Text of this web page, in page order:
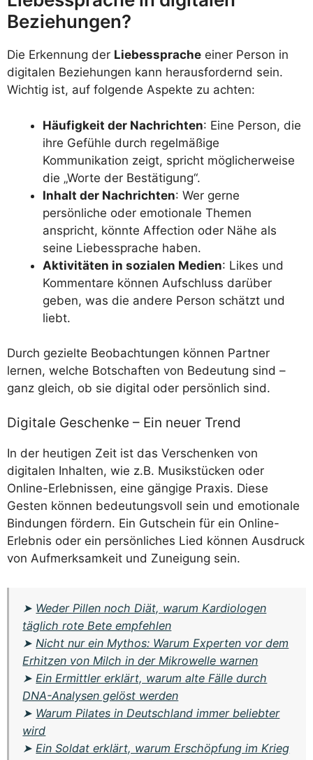
Beziehungen?
Die Erkennung der Liebessprache einer Person in
digitalen Beziehungen kann herausfordernd sein.
Wichtig ist, auf folgende Aspekte zu achten:
Häufigkeit der Nachrichten: Eine Person, die
ihre Gefühle durch regelmäßige
Kommunikation zeigt, spricht möglicherweise
die „Worte der Bestätigung“.
Inhalt der Nachrichten: Wer gerne
persönliche oder emotionale Themen
anspricht, könnte Affection oder Nähe als
seine Liebessprache haben.
Aktivitäten in sozialen Medien: Likes und
Kommentare können Aufschluss darüber
geben, was die andere Person schätzt und
liebt.
Durch gezielte Beobachtungen können Partner
lernen, welche Botschaften von Bedeutung sind –
ganz gleich, ob sie digital oder persönlich sind.
Digitale Geschenke – Ein neuer Trend
In der heutigen Zeit ist das Verschenken von
digitalen Inhalten, wie z.B. Musikstücken oder
Online-Erlebnissen, eine gängige Praxis. Diese
Gesten können bedeutungsvoll sein und emotionale
Bindungen fördern. Ein Gutschein für ein Online-
Erlebnis oder ein persönliches Lied können Ausdruck
von Aufmerksamkeit und Zuneigung sein.
➤ Weder Pillen noch Diät, warum Kardiologen
täglich rote Bete empfehlen
➤Nicht nur ein Mythos: Warum Experten vor dem
Erhitzen von Milch in der Mikrowelle warnen
➤Ein Ermittler erklärt, warum alte Fälle durch
DNA-Analysen gelöst werden
➤ Warum Pilates in Deutschland immer beliebter
wird
➤Ein Soldat erklärt, warum Erschöpfung im Krieg